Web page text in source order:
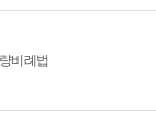
비례법